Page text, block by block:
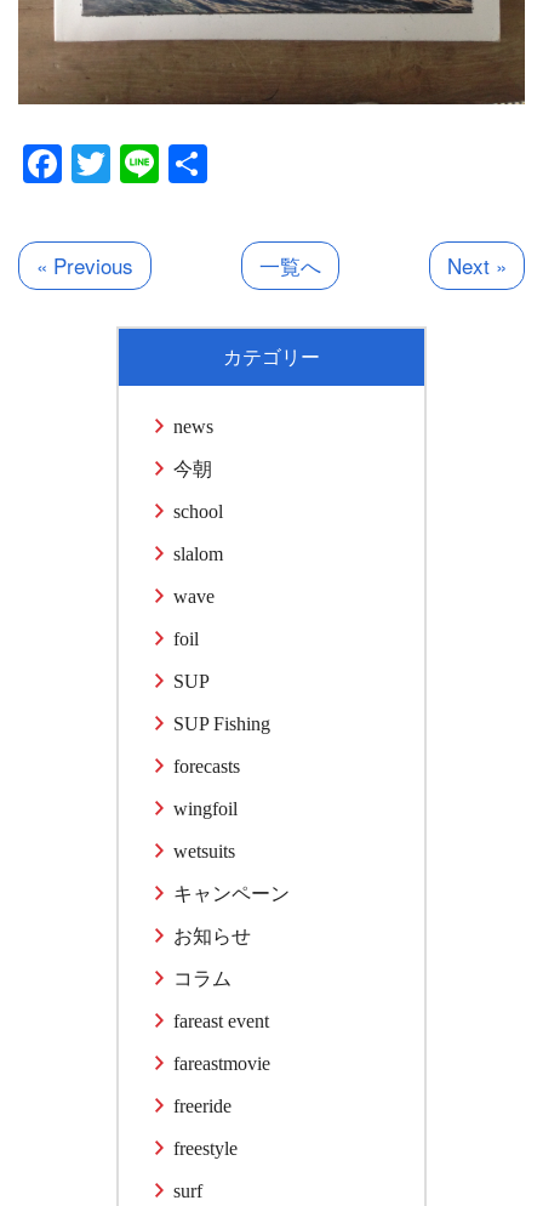
Facebook
Twitter
Line
« Previous 一覧へ Next »
カテゴリー
news
今朝
school
slalom
wave
foil
SUP
SUP Fishing
forecasts
wingfoil
wetsuits
キャンペーン
お知らせ
コラム
fareast event
fareastmovie
freeride
freestyle
surf